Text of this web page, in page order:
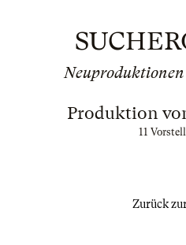
Neuproduktionen
Produktion
11
Zurück